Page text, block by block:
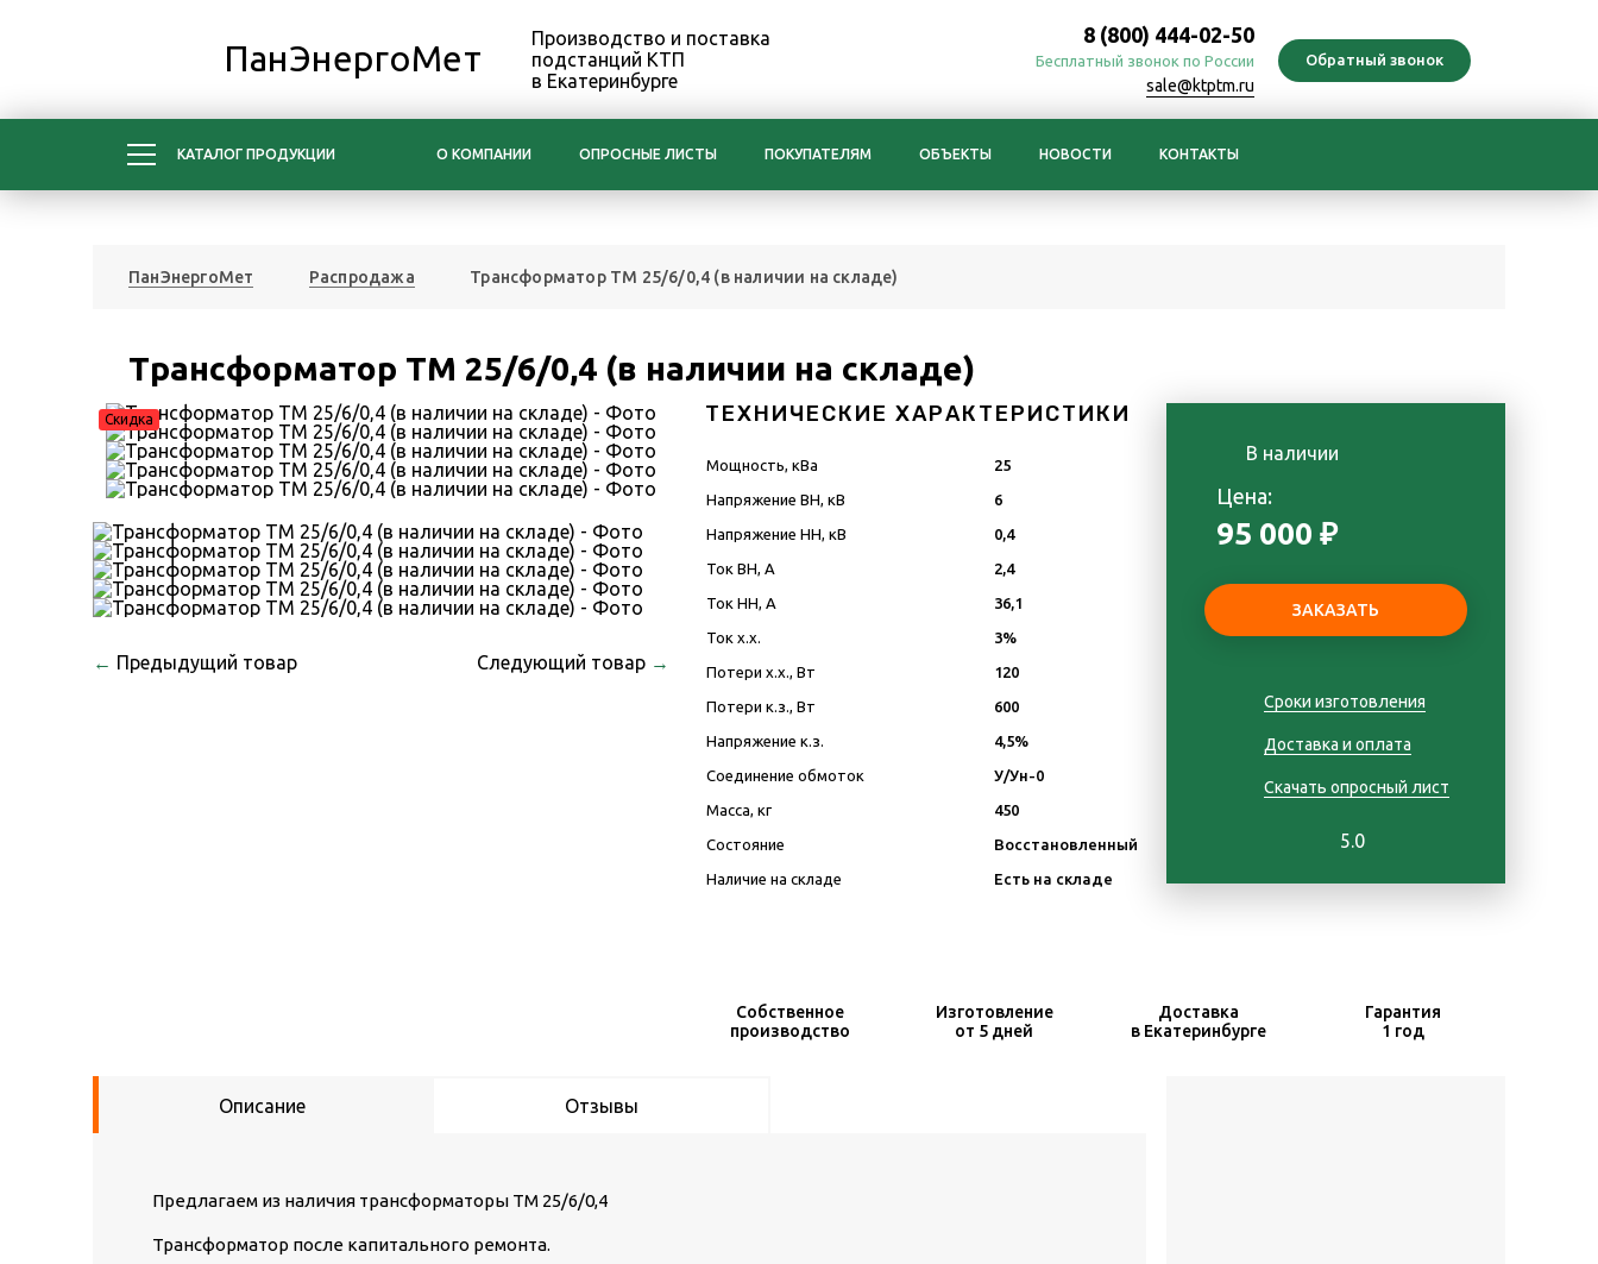
ПанЭнергоМет
Производство и поставка
подстанций КТП
в Екатеринбурге
8 (800) 444-02-50
Бесплатный звонок по России
sale@ktptm.ru
КАТАЛОГ ПРОДУКЦИИ О КОМПАНИИ ОПРОСНЫЕ ЛИСТЫ ПОКУПАТЕЛЯМ ОБЪЕКТЫ НОВОСТИ КОНТАКТЫ
ПанЭнергоМет Распродажа Трансформатор ТМ 25/6/0,4 (в наличии на складе)
Трансформатор ТМ 25/6/0,4 (в наличии на складе)
Скидка
← Предыдущий товар Следующий товар →
ТЕХНИЧЕСКИЕ ХАРАКТЕРИСТИКИ
Мощность, кВа 25
Напряжение ВН, кВ 6
Напряжение НН, кВ 0,4
Ток ВН, А 2,4
Ток НН, А 36,1
Ток х.х. 3%
Потери х.х., Вт 120
Потери к.з., Вт 600
Напряжение к.з. 4,5%
Соединение обмоток У/Ун-0
Масса, кг 450
Состояние Восстановленный
Наличие на складе Есть на складе
В наличии
Цена:
95 000 ₽
Сроки изготовления
Доставка и оплата
Скачать опросный лист
5.0
Собственное
производство
Изготовление
от 5 дней
Доставка
в Екатеринбурге
Гарантия
1 год
Описание Отзывы
Предлагаем из наличия трансформаторы ТМ 25/6/0,4
Трансформатор после капитального ремонта.